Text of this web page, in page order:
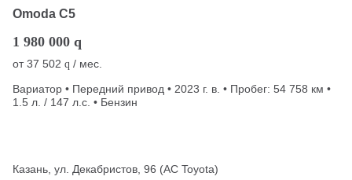
Omoda C5
1 980 000 q
от37 502 q / мес.
Вариатор • Передний привод • 2023 г. в. • Пробег: 54 758 км •
1.5 л. / 147 л.с. • Бензин
Казань, ул. Декабристов, 96 (АС Toyota)